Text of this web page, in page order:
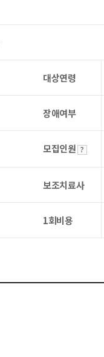
대상연령
장애여부
모집인원
보조치료사
1회비용